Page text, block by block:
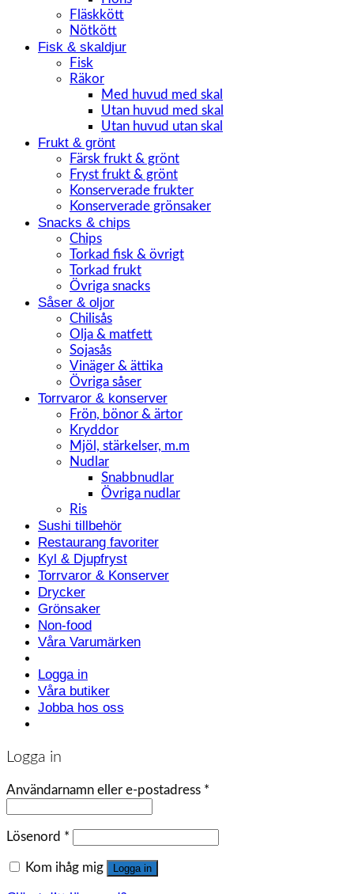
Fläskkött
Nötkött
Fisk & skaldjur
Fisk
Räkor
Med huvud med skal
Utan huvud med skal
Utan huvud utan skal
Frukt & grönt
Färsk frukt & grönt
Fryst frukt & grönt
Konserverade frukter
Konserverade grönsaker
Snacks & chips
Chips
Torkad fisk & övrigt
Torkad frukt
Övriga snacks
Såser & oljor
Chilisås
Olja & matfett
Sojasås
Vinäger & ättika
Övriga såser
Torrvaror & konserver
Frön, bönor & ärtor
Kryddor
Mjöl, stärkelser, m.m
Nudlar
Snabbnudlar
Övriga nudlar
Ris
Sushi tillbehör
Restaurang favoriter
Kyl & Djupfryst
Torrvaror & Konserver
Drycker
Grönsaker
Non-food
Våra Varumärken
Logga in
Våra butiker
Jobba hos oss
Logga in
Användarnamn eller e-postadress *
Lösenord *
Kom ihåg mig Logga in